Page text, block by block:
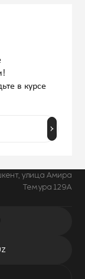
улица Амира
Темура 129А
в курсе